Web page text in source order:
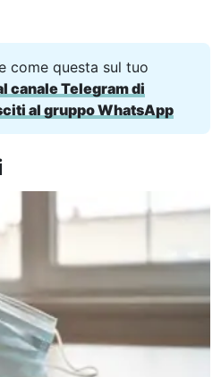
come questa sul tuo
canale Telegram di
al gruppo WhatsApp